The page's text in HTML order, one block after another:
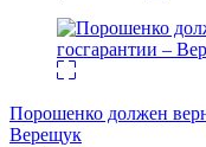
Порошенко должен
Верещук